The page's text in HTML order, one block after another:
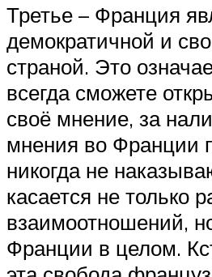
Третье – Франция
демократичной и
страной. Это
всегда сможете
своё мнение, за
мнения во Франции
никогда не
касается не только
взаимоотношений,
Франции в целом.